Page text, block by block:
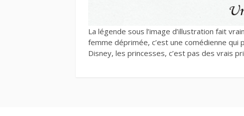
La légende sous l’image d’illustration fait
femme déprimée, c’est une comédienne qui
Disney, les princesses, c’est pas des vrais